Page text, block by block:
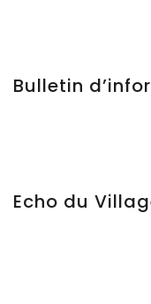
Bulletin
Echo du